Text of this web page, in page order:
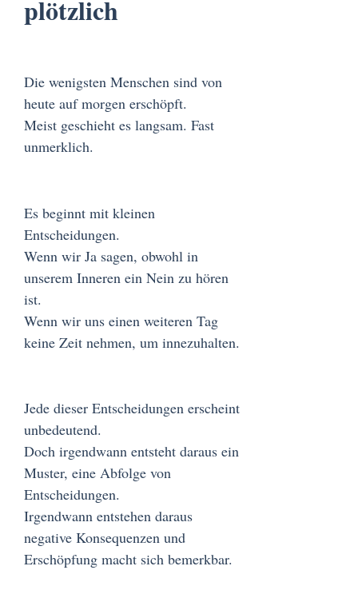
plötzlich
Die wenigsten Menschen sind von
heute auf morgen erschöpft.
Meist geschieht es langsam. Fast
unmerklich.
Es beginnt mit kleinen
Entscheidungen.
Wenn wir Ja sagen, obwohl in
unserem Inneren ein Nein zu hören
ist.
Wenn wir uns einen weiteren Tag
keine Zeit nehmen, um innezuhalten.
Jede dieser Entscheidungen erscheint
unbedeutend.
Doch irgendwann entsteht daraus ein
Muster, eine Abfolge von
Entscheidungen.
Irgendwann entstehen daraus
negative Konsequenzen und
Erschöpfung macht sich bemerkbar.